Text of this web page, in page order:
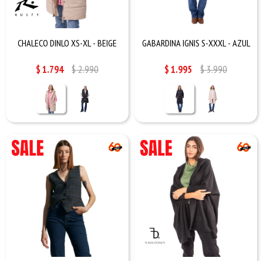
CHALECO DINLO XS-XL - BEIGE
$1.794 $2.990
GABARDINA IGNIS S-XXXL - AZUL
$1.995 $3.990